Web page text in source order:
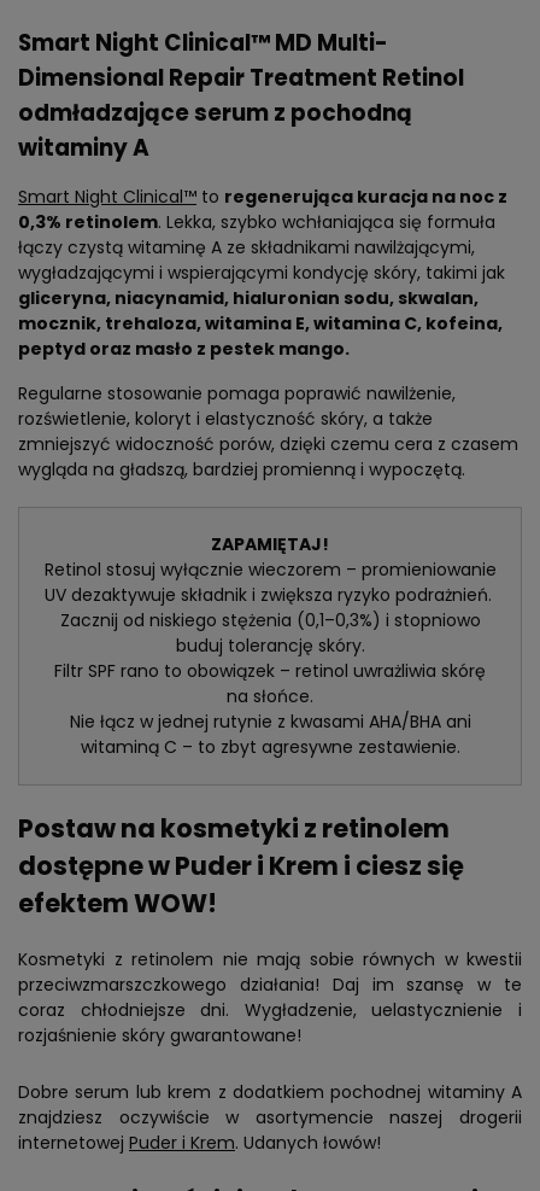
Smart Night Clinical™ MD Multi-
Dimensional Repair Treatment Retinol
odmładzające serum z pochodną
witaminy A
Smart Night Clinical™ to regenerująca kuracja na noc z
0,3% retinolem. Lekka, szybko wchłaniająca się formuła
łączy czystą witaminę A ze składnikami nawilżającymi,
wygładzającymi i wspierającymi kondycję skóry, takimi jak
gliceryna, niacynamid, hialuronian sodu, skwalan,
mocznik, trehaloza, witamina E, witamina C, kofeina,
peptyd oraz masło z pestek mango.
Regularne stosowanie pomaga poprawić nawilżenie,
rozświetlenie, koloryt i elastyczność skóry, a także
zmniejszyć widoczność porów, dzięki czemu cera z czasem
wygląda na gładszą, bardziej promienną i wypoczętą.
ZAPAMIĘTAJ!
Retinol stosuj wyłącznie wieczorem – promieniowanie
UV dezaktywuje składnik i zwiększa ryzyko podrażnień.
Zacznij od niskiego stężenia (0,1–0,3%) i stopniowo
buduj tolerancję skóry.
Filtr SPF rano to obowiązek – retinol uwrażliwia skórę
na słońce.
Nie łącz w jednej rutynie z kwasami AHA/BHA ani
witaminą C – to zbyt agresywne zestawienie.
Postaw na kosmetyki z retinolem
dostępne w Puder i Krem i ciesz się
efektem WOW!
Kosmetyki z retinolem nie mają sobie równych w kwestii
przeciwzmarszczkowego działania! Daj im szansę w te
coraz chłodniejsze dni. Wygładzenie, uelastycznienie i
rozjaśnienie skóry gwarantowane!
Dobre serum lub krem z dodatkiem pochodnej witaminy A
znajdziesz oczywiście w asortymencie naszej drogerii
internetowej Puder i Krem. Udanych łowów!